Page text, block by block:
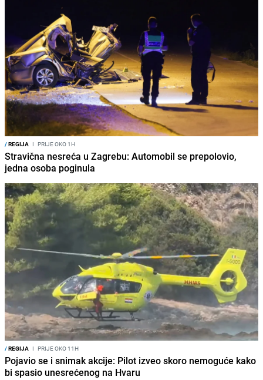
/REGIJA I PRIJE OKO 1H
Stravična nesreća u Zagrebu: Automobil se prepolovio,
jedna osoba poginula
/REGIJA I PRIJE OKO 11H
Pojavio se i snimak akcije: Pilot izveo skoro nemoguće kako
bi spasio unesrećenog na Hvaru